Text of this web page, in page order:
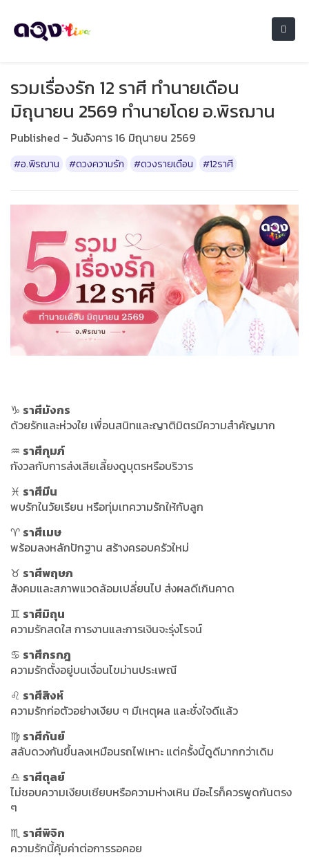
รวมเรื่องรัก 12 ราศี ทำนายเดือน
มิถุนายน 2569 ทำนายโดย อ.พิรฌาน
Published - วันอังคาร 16 มิถุนายน 2569
#อ.พิรฌาน #ดวงความรัก #ดวงรายเดือน #12ราศี
♑ ราศีมังกร
ด้วยรักและห่วงใย เพื่อนสนิทและญาติมิตรมีความสำคัญมาก
♒ ราศีกุมภ์
กังวลกับการส่งเสียเลี้ยงดูบุตรหรือบริวาร
♓ ราศีมีน
พบรักในวัยเรียน หรือทุ่มเทความรักให้กับลูก
♈ ราศีเมษ
พร้อมลงหลักปักฐาน สร้างครอบครัวใหม่
♉ ราศีพฤษภ
สังคมและสภาพแวดล้อมเปลี่ยนไป ส่งผลดีเกินคาด
♊ ราศีมิถุน
ความรักสดใส การงานและการเงินจะรุ่งโรจน์
♋ ราศีกรกฎ
ความรักตั้งอยู่บนเงื่อนไขม่านประเพณี
♌ ราศีสิงห์
ความรักก่อตัวอย่างเงียบ ๆ มีเหตุผล และชั่งใจดีแล้ว
♍ ราศีกันย์
สลับดวงกันขึ้นลงเหมือนรถไฟเหาะ แต่ครั้งนี้ดูดีมากกว่าเดิม
♎ ราศีตุลย์
ไม่ชอบความเงียบเชียบหรือความห่างเหิน มีอะไรก็ควรพูดกันตรง
ๆ
♏ ราศีพิจิก
ความรักนี้คุ้มค่าต่อการรอคอย